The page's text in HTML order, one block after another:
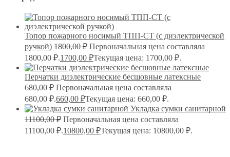
Топор пожарного носимый ТПП-СТ (с диэлектрической
ручкой) 1800,00₽ Первоначальная цена составляла
1800,00 ₽.1700,00 ₽Текущая цена: 1700,00 ₽.
Перчатки диэлектрические бесшовные латексные
680,00₽ Первоначальная цена составляла
680,00 ₽.660,00 ₽Текущая цена: 660,00 ₽.
Укладка сумки санитарной
11100,00₽ Первоначальная цена составляла
11100,00 ₽.10800,00 ₽Текущая цена: 10800,00 ₽.